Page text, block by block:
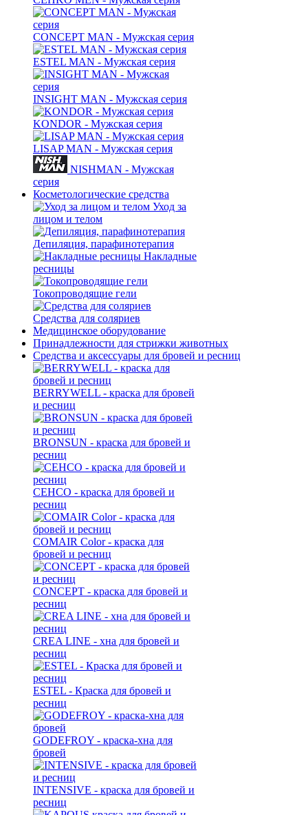
CONCEPT MAN - Мужская серия
ESTEL MAN - Мужская серия
INSIGHT MAN - Мужская серия
KONDOR - Мужская серия
LISAP MAN - Мужская серия
NISHMAN - Мужская
серия
Косметологические средства
Уход за
лицом и телом
Депиляция, парафинотерапия
Накладные
ресницы
Токопроводящие гели
Средства для соляриев
Медицинское оборудование
Принадлежности для стрижки животных
Средства и аксессуары для бровей и ресниц
BERRYWELL - краска для бровей
и ресниц
BRONSUN - краска для бровей и
ресниц
CEHCO - краска для бровей и
ресниц
COMAIR Color - краска для
бровей и ресниц
CONCEPT - краска для бровей и
ресниц
CREA LINE - хна для бровей и
ресниц
ESTEL - Краска для бровей и
ресниц
GODEFROY - краска-хна для
бровей
INTENSIVE - краска для бровей и
ресниц